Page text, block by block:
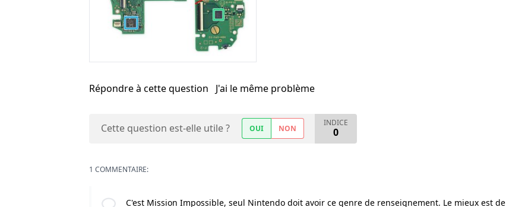
Répondre à cette question J'ai le même problème
Cette question est-elle utile ? OUI NON
INDICE
0
1 COMMENTAIRE:
C'est Mission Impossible, seul Nintendo doit avoir ce genre de renseignement. Le mieux est de